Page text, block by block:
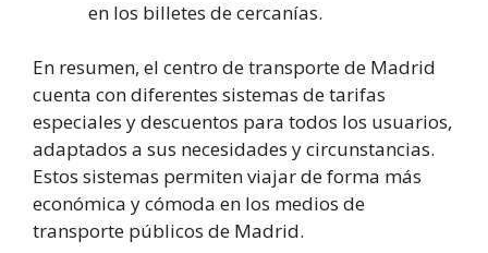
en los billetes de cercanías.
En resumen, el centro de transporte de Madrid
cuenta con diferentes sistemas de tarifas
especiales y descuentos para todos los usuarios,
adaptados a sus necesidades y circunstancias.
Estos sistemas permiten viajar de forma más
económica y cómoda en los medios de
transporte públicos de Madrid.